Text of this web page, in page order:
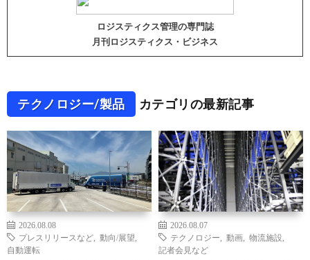
ロジスティクス管理の専門誌
月刊ロジスティクス・ビジネス
テクノロジー/製品 カテゴリの最新記事
2026.08.08
プレスリリースなど
動向/展望
自動運転
2026.08.07
テクノロジー
動画 物流施設
記者会見など